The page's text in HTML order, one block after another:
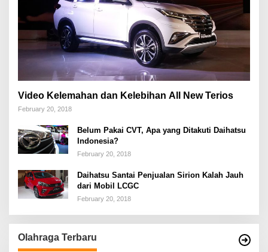
Video Kelemahan dan Kelebihan All New Terios
February 20, 2018
Belum Pakai CVT, Apa yang Ditakuti Daihatsu
Indonesia?
February 20, 2018
Daihatsu Santai Penjualan Sirion Kalah Jauh
dari Mobil LCGC
February 20, 2018
Olahraga Terbaru